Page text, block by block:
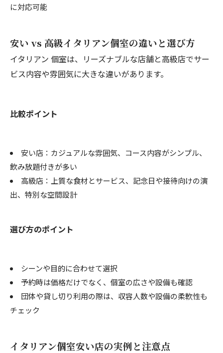
に対応可能
安い vs 高級イタリアン個室の違いと選び方
イタリアン 個室は、リーズナブルな店舗と高級店でサー
ビス内容や雰囲気に大きな違いがあります。
比較ポイント
安い店：カジュアルな雰囲気、コース内容がシンプル、
飲み放題付きが多い
高級店：上質な食材とサービス、記念日や接待向けの演
出、特別な空間設計
選び方のポイント
シーンや目的に合わせて選択
予約時は価格だけでなく、個室の広さや設備も確認
団体や貸し切り利用の際は、収容人数や設備の柔軟性も
チェック
イタリアン個室安い店の実例と注意点